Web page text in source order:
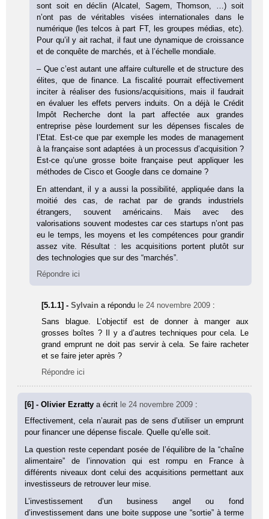
sont soit en déclin (Alcatel, Sagem, Thomson, …) soit
n’ont pas de véritables visées internationales dans le
numérique (les telcos à part FT, les groupes médias, etc).
Pour qu’il y ait rachat, il faut une dynamique de croissance
et de conquête de marchés, et à l’échelle mondiale.
– Que c’est autant une affaire culturelle et de structure des
élites, que de finance. La fiscalité pourrait effectivement
inciter à réaliser des fusions/acquisitions, mais il faudrait
en évaluer les effets pervers induits. On a déjà le Crédit
Impôt Recherche dont la part affectée aux grandes
entreprise pèse lourdement sur les dépenses fiscales de
l’Etat. Est-ce que par exemple les modes de management
à la française sont adaptées à un processus d’acquisition ?
Est-ce qu’une grosse boite française peut appliquer les
méthodes de Cisco et Google dans ce domaine ?
En attendant, il y a aussi la possibilité, appliquée dans la
moitié des cas, de rachat par de grands industriels
étrangers, souvent américains. Mais avec des
valorisations souvent modestes car ces startups n’ont pas
eu le temps, les moyens et les compétences pour grandir
assez vite. Résultat : les acquisitions portent plutôt sur
des technologies que sur des “marchés”.
Répondre ici
[5.1.1] -Sylvain a répondu le 24 novembre 2009 :
Sans blague. L’objectif est de donner à manger aux
grosses boîtes ? Il y a d’autres techniques pour cela. Le
grand emprunt ne doit pas servir à cela. Se faire racheter
et se faire jeter après ?
Répondre ici
[6] - Olivier Ezrattya écrit le 24 novembre 2009 :
Effectivement, cela n’aurait pas de sens d’utiliser un emprunt
pour financer une dépense fiscale. Quelle qu’elle soit.
La question reste cependant posée de l’équilibre de la “chaîne
alimentaire” de l’innovation qui est rompu en France à
différents niveaux dont celui des acquisitions permettant aux
investisseurs de retrouver leur mise.
L’investissement d’un business angel ou fond
d’investissement dans une boite suppose une “sortie” à terme